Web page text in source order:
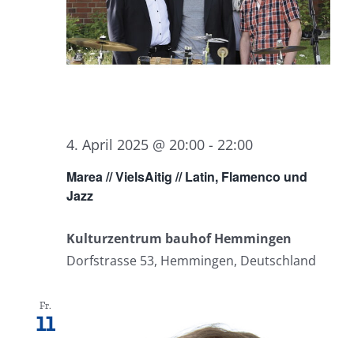
Marea // VielsAitig // Latin, Flamenco und
Jazz
4. April 2025 @ 20:00 - 22:00
Kulturzentrum bauhof Hemmingen
Dorfstrasse 53, Hemmingen, Deutschland
Fr.
11